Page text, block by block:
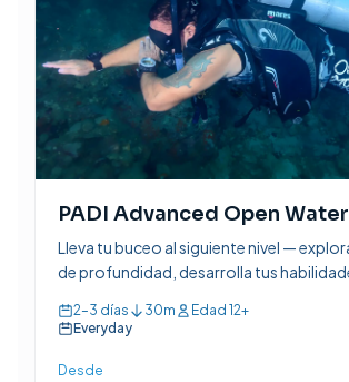
PADI Advanced Open
Lleva tu buceo al siguiente nivel —
de profundidad, desarrolla tus
2 a 3 días.
2–3 días 30m
Edad 12+
Everyday
Desde